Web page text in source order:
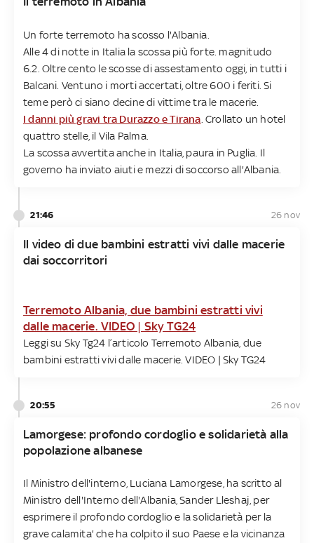
Un forte terremoto ha scosso l'Albania.
Alle 4 di notte in Italia la scossa più forte. magnitudo
6.2. Oltre cento le scosse di assestamento oggi, in tutti i
Balcani. Ventuno i morti accertati, oltre 600 i feriti. Si
teme però ci siano decine di vittime tra le macerie.
I danni più gravi tra Durazzo e Tirana . Crollato un hotel
quattro stelle, il Vila Palma.
La scossa avvertita anche in Italia, paura in Puglia. Il
governo ha inviato aiuti e mezzi di soccorso all'Albania.
21:46 26 nov
Il video di due bambini estratti vivi dalle macerie
dai soccorritori
Terremoto Albania, due bambini estratti vivi
dalle macerie. VIDEO | Sky TG24
Leggi su Sky Tg24 l’articolo Terremoto Albania, due
bambini estratti vivi dalle macerie. VIDEO | Sky TG24
20:55 26 nov
Lamorgese: profondo cordoglio e solidarietà alla
popolazione albanese
Il Ministro dell'interno, Luciana Lamorgese, ha scritto al
Ministro dell'Interno dell'Albania, Sander Lleshaj, per
esprimere il profondo cordoglio e la solidarietà per la
grave calamita' che ha colpito il suo Paese e la vicinanza